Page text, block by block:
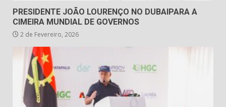
PRESIDENTE JOÃO LOURENÇO NO DUBAIPARA A
CIMEIRA MUNDIAL DE GOVERNOS
2 de Fevereiro, 2026